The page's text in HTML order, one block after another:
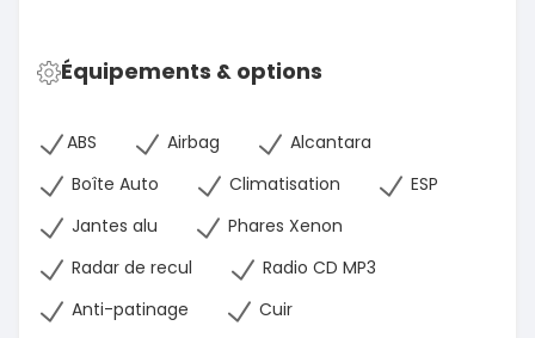
Équipements & options
ABS Airbag
Alcantara
Boîte Auto
Climatisation
ESP
Jantes alu
Phares Xenon
Radar de recul
Radio CD MP3
Anti-patinage
Cuir